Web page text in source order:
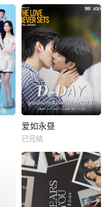
爱如永昼
已完结